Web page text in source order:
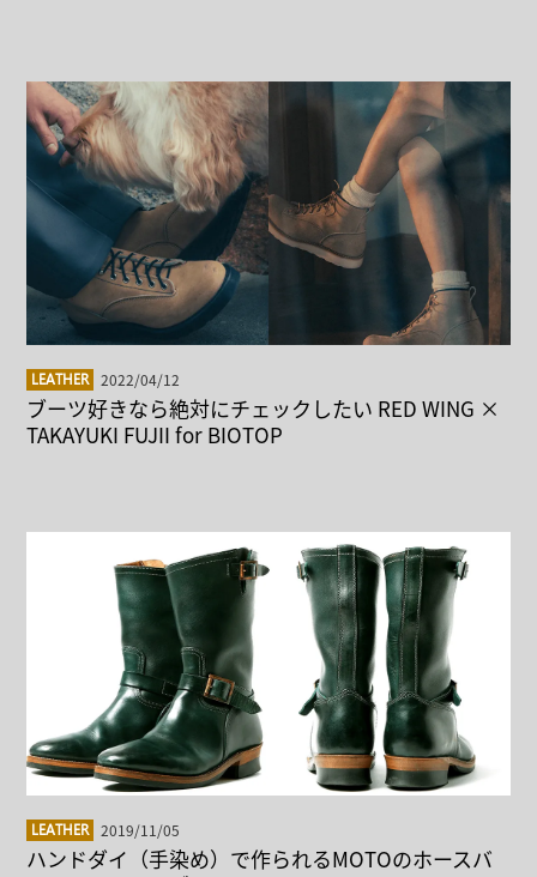
LEATHER 2022/04/12
ブーツ好きなら絶対にチェックしたい RED WING ×
TAKAYUKI FUJII for BIOTOP
LEATHER 2019/11/05
ハンドダイ（手染め）で作られるMOTOのホースバ